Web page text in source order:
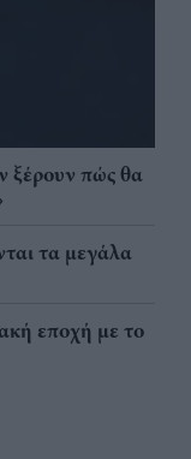
ξέρουν πώς θα
τα μεγάλα
εποχή με το